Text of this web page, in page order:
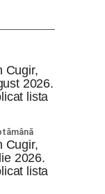
Cugir,
2026.
lista
Cugir,
2026.
lista